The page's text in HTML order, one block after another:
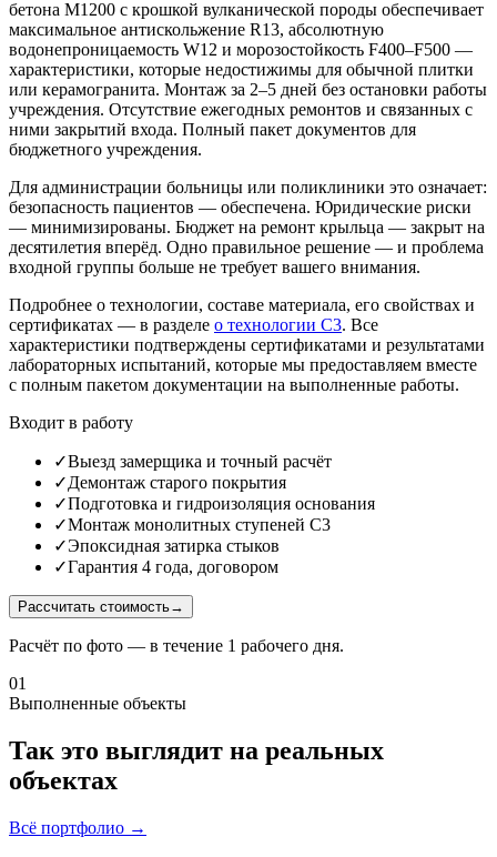
бетона М1200 с крошкой вулканической породы обеспечивает
максимальное антискольжение R13, абсолютную
водонепроницаемость W12 и морозостойкость F400–F500 —
характеристики, которые недостижимы для обычной плитки
или керамогранита. Монтаж за 2–5 дней без остановки работы
учреждения. Отсутствие ежегодных ремонтов и связанных с
ними закрытий входа. Полный пакет документов для
бюджетного учреждения.
Для администрации больницы или поликлиники это означает:
безопасность пациентов — обеспечена. Юридические риски
— минимизированы. Бюджет на ремонт крыльца — закрыт на
десятилетия вперёд. Одно правильное решение — и проблема
входной группы больше не требует вашего внимания.
Подробнее о технологии, составе материала, его свойствах и
сертификатах — в разделе о технологии С3. Все
характеристики подтверждены сертификатами и результатами
лабораторных испытаний, которые мы предоставляем вместе
с полным пакетом документации на выполненные работы.
Входит в работу
✓Выезд замерщика и точный расчёт
✓Демонтаж старого покрытия
✓Подготовка и гидроизоляция основания
✓Монтаж монолитных ступеней С3
✓Эпоксидная затирка стыков
✓Гарантия 4 года, договором
Рассчитать стоимость→
Расчёт по фото — в течение 1 рабочего дня.
01
Выполненные объекты
Так это выглядит на реальных
объектах
Всё портфолио →